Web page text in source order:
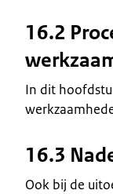
16.2
In dit
16.3
Ook bij de